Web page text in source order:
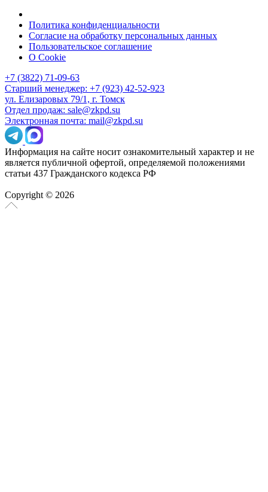
Политика конфиденциальности
Согласие на обработку персональных данных
Пользовательское соглашение
О Cookie
+7 (3822) 71-09-63
Старший менеджер: +7 (923) 42-52-923
ул. Елизаровых 79/1, г. Томск
Отдел продаж: sale@zkpd.su
Электронная почта: mail@zkpd.su
Информация на сайте носит ознакомительный характер и не
является публичной офертой, определяемой положениями
статьи 437 Гражданского кодекса РФ
Copyright © 2026